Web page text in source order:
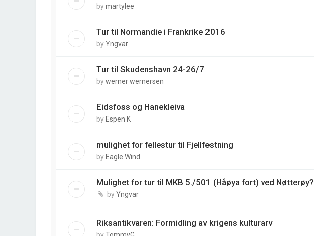
bymartylee
Tur til Normandie i Frankrike 2016
byYngvar
Tur til Skudenshavn 24-26/7
bywerner wernersen
Eidsfoss og Hanekleiva
by Espen K
mulighet for fellestur til Fjellfestning
by Eagle Wind
Mulighet for tur til MKB 5./501 (Håøya fort) ved Nøtterøy?
byYngvar
Riksantikvaren: Formidling av krigens kulturarv